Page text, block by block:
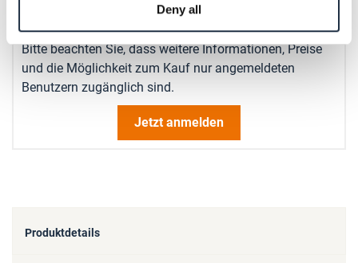
Deny all
Bitte beachten Sie, dass weitere Informationen, Preise
und die Möglichkeit zum Kauf nur angemeldeten
Benutzern zugänglich sind.
Jetzt anmelden
Produktdetails